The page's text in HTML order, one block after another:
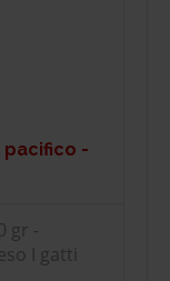
-
gr -
I gatti